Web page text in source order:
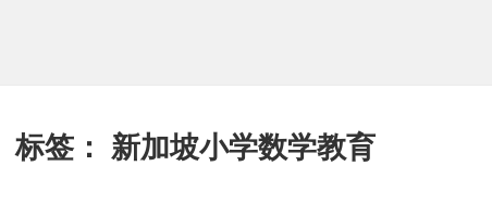
标签： 新加坡小学数学教育